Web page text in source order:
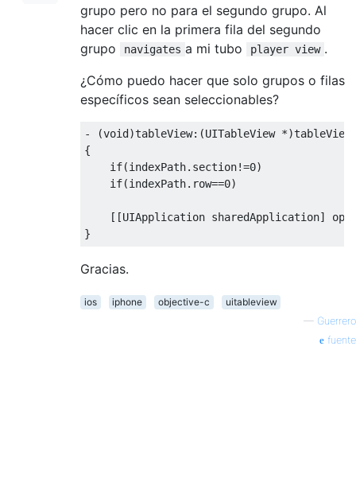
grupo pero no para el segundo grupo. Al
hacer clic en la primera fila del segundo
grupo
navigates a mi tubo player view .
¿Cómo puedo hacer que solo grupos o filas
específicos sean seleccionables?
- (void)tableView:(UITableView *)tableView
{
if(indexPath. section!=0)
if(indexPath. row==0)
[[UIApplication sharedApplication]
}
Gracias.
ios iphone objective-c
uitableview
— Guerrero
fuente